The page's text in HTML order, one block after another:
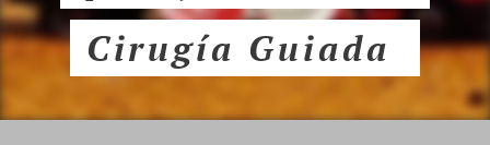
Cirugía Guiada